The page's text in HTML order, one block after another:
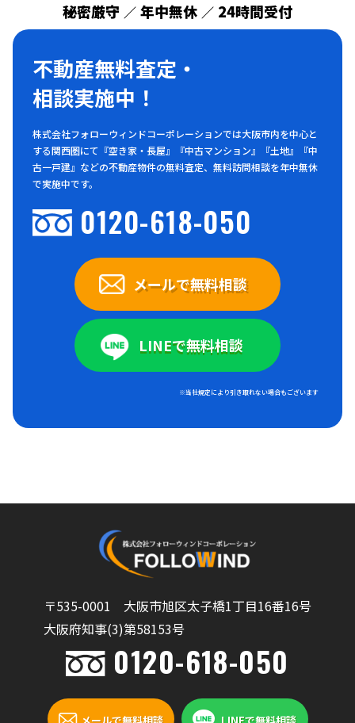
秘密厳守 ／ 年中無休 ／ 24時間受付
不動産無料査定・
相談実施中！
株式会社フォローウィンドコーポレーションでは大阪市内を中心と
する関西圏にて『空き家・長屋』『中古マンション』『土地』『中
古一戸建』などの不動産物件の無料査定、無料訪問相談を年中無休
で実施中です。
0120-618-050
メールで無料相談
LINEで無料相談
※当社規定により引き取れない場合もございます
〒535-0001 大阪市旭区太子橋1丁目16番16号
大阪府知事(3)第58153号
0120-618-050
メールで無料相談 LINEで無料相談